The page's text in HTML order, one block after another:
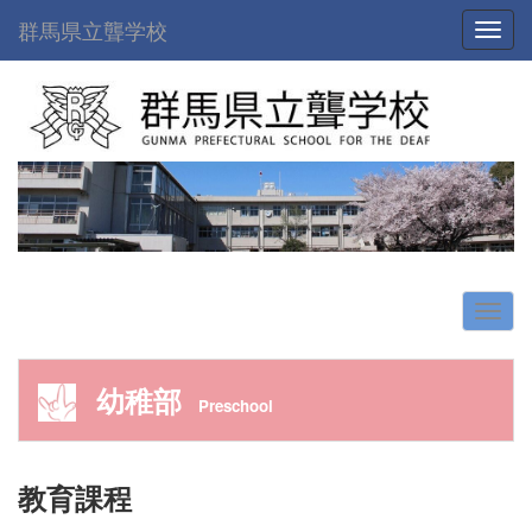
群馬県立聾学校
幼稚部 Preschool
教育課程